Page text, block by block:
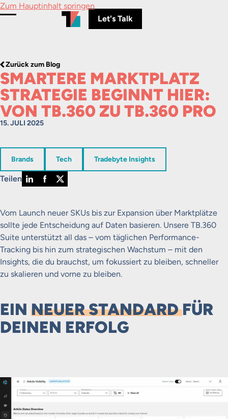
Zum Hauptinhalt springen
Menü umschalten
Let's Talk
Zurück zum Blog
SMARTERE MARKTPLATZ
STRATEGIE BEGINNT HIER:
VON TB.360 ZU TB.360 PRO
15. JULI 2025
in
Brands in
Tech in
Tradebyte Insights
Teilen
Vom Launch neuer SKUs bis zur Expansion über Marktplätze
sollte jede Entscheidung auf Daten basieren. Unsere TB.360
Suite unterstützt all das – vom täglichen Performance-
Tracking bis hin zum strategischen Wachstum – mit den
Insights, die du brauchst, um fokussiert zu bleiben, schneller
zu skalieren und vorne zu bleiben.
EIN NEUER STANDARDFÜR
DEINEN ERFOLG